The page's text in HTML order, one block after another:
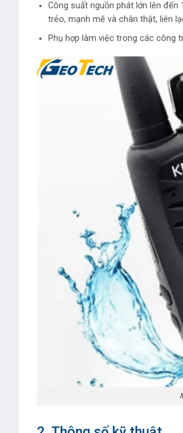
Công suất nguồn phát lớn lên
trẻo, mạnh mẽ và chân thật, liên
Phụ hợp làm việc trong các công